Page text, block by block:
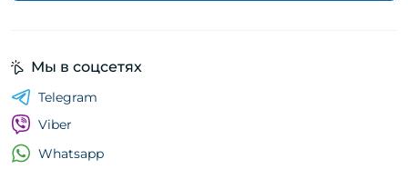
Мы в соцсетях
Telegram
Viber
Whatsapp